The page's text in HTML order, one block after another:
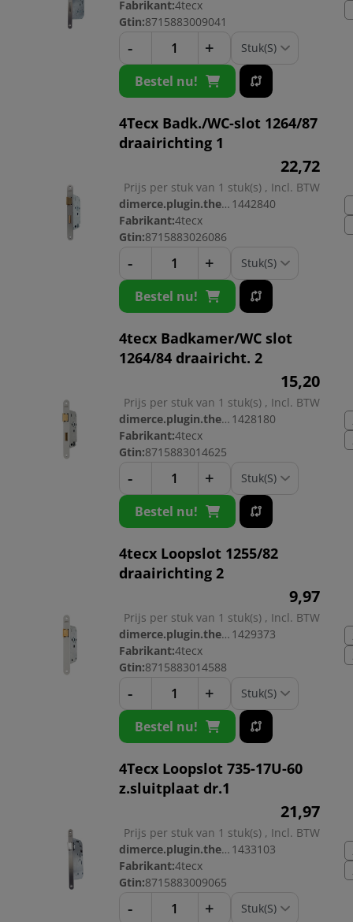
Fabrikant:4tecx
Gtin:8715883009041
- +
Bestel nu!
4Tecx Badk./WC-slot 1264/87
draairichting 1
22,72
Prijs per stuk van 1 stuk(s) , Incl. BTW
dimerce.plugin.theme.productnr: 1442840
Fabrikant:4tecx
Gtin:8715883026086
- +
Bestel nu!
4tecx Badkamer/WC slot
1264/84 draairicht. 2
15,20
Prijs per stuk van 1 stuk(s) , Incl. BTW
dimerce.plugin.theme.productnr: 1428180
Fabrikant:4tecx
Gtin:8715883014625
- +
Bestel nu!
4tecx Loopslot 1255/82
draairichting 2
9,97
Prijs per stuk van 1 stuk(s) , Incl. BTW
dimerce.plugin.theme.productnr: 1429373
Fabrikant:4tecx
Gtin:8715883014588
- +
Bestel nu!
4Tecx Loopslot 735-17U-60
z.sluitplaat dr.1
21,97
Prijs per stuk van 1 stuk(s) , Incl. BTW
dimerce.plugin.theme.productnr: 1433103
Fabrikant:4tecx
Gtin:8715883009065
- +